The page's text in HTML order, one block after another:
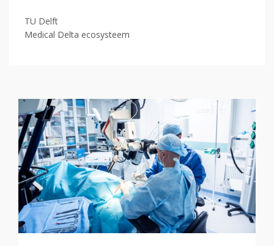
TU Delft
Medical Delta ecosysteem